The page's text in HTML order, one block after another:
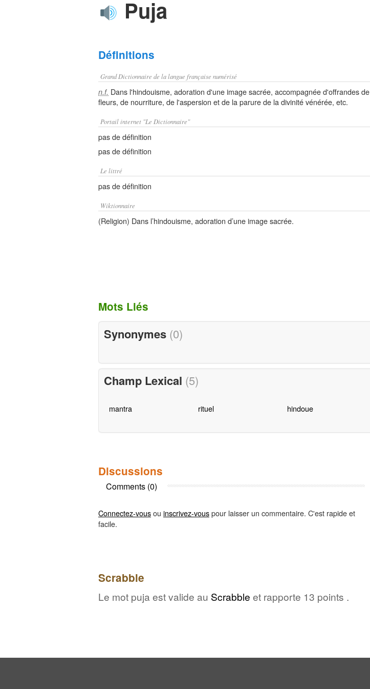
Puja
Définitions
Grand Dictionnaire de la langue française numérisé
n.f. Dans l'hindouisme, adoration d'une image sacrée, accompagnée d'offrandes de
fleurs, de nourriture, de l'aspersion et de la parure de la divinité vénérée, etc.
Portail internet "Le Dictionnaire"
pas de définition
pas de définition
Le littré
pas de définition
Wiktionnaire
(Religion) Dans l’hindouisme, adoration d’une image sacrée.
Mots Liés
Synonymes (0)
Champ Lexical (5)
mantra rituel hindoue
Discussions
Comments (0)
Connectez-vousou inscrivez-vouspour laisser un commentaire. C'est rapide et
facile.
Scrabble
Le mot puja est valide au Scrabble et rapporte 13 points .